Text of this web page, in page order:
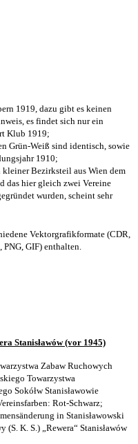
1919, dazu gibt es keinen
es findet sich nur ein
Klub 1919;
Grün-Weiß sind identisch, sowie
1910;
kleiner Bezirksteil aus Wien dem
das hier gleich zwei Vereine
wurden, scheint sehr
Vektorgrafikformate (CDR,
GIF) enthalten.
Stanisławów (vor 1945)
Zabaw Ruchowych
Towarzystwa
Sokółw Stanisławowie
Rot-Schwarz;
in Stanisławowski
(S. K. S.) „Rewera“ Stanisławów